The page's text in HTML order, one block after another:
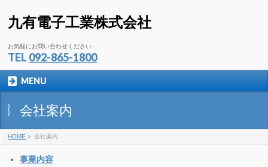
九有電子工業株式会社
お気軽にお問い合わせください
TEL 092-865-1800
MENU
会社案内
HOME » 会社案内
事業内容